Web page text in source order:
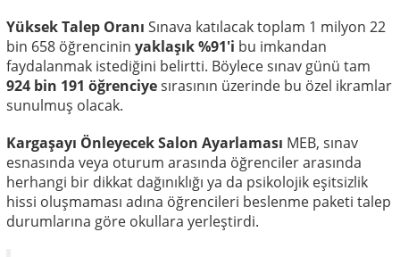
Yüksek Talep Oranı Sınava katılacak toplam 1 milyon 22
bin 658 öğrencinin yaklaşık %91'i bu imkandan
faydalanmak istediğini belirtti. Böylece sınav günü tam
924 bin 191 öğrenciyesırasının üzerinde bu özel ikramlar
sunulmuş olacak.
Kargaşayı Önleyecek Salon Ayarlaması MEB, sınav
esnasında veya oturum arasında öğrenciler arasında
herhangi bir dikkat dağınıklığı ya da psikolojik eşitsizlik
hissi oluşmaması adına öğrencileri beslenme paketi talep
durumlarına göre okullara yerleştirdi.